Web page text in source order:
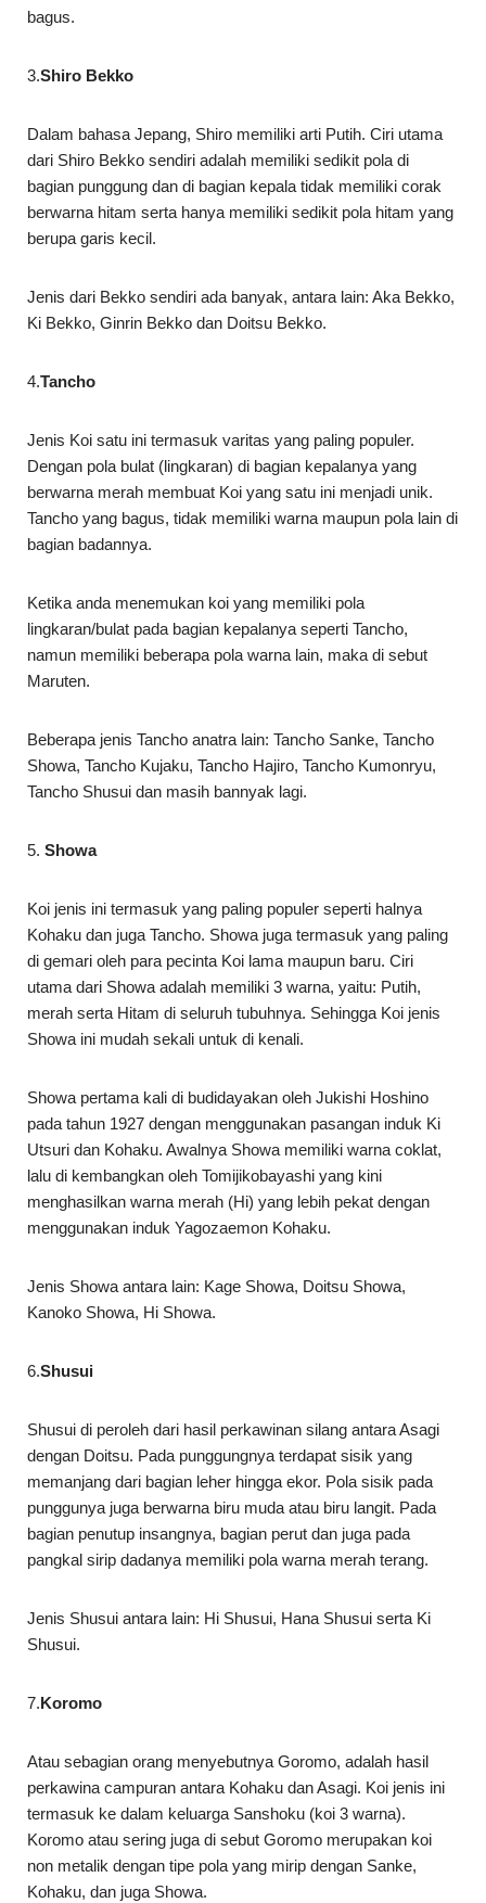
bagus.
3.Shiro Bekko
Dalam bahasa Jepang, Shiro memiliki arti Putih. Ciri utama
dari Shiro Bekko sendiri adalah memiliki sedikit pola di
bagian punggung dan di bagian kepala tidak memiliki corak
berwarna hitam serta hanya memiliki sedikit pola hitam yang
berupa garis kecil.
Jenis dari Bekko sendiri ada banyak, antara lain: Aka Bekko,
Ki Bekko, Ginrin Bekko dan Doitsu Bekko.
4.Tancho
Jenis Koi satu ini termasuk varitas yang paling populer.
Dengan pola bulat (lingkaran) di bagian kepalanya yang
berwarna merah membuat Koi yang satu ini menjadi unik.
Tancho yang bagus, tidak memiliki warna maupun pola lain di
bagian badannya.
Ketika anda menemukan koi yang memiliki pola
lingkaran/bulat pada bagian kepalanya seperti Tancho,
namun memiliki beberapa pola warna lain, maka di sebut
Maruten.
Beberapa jenis Tancho anatra lain: Tancho Sanke, Tancho
Showa, Tancho Kujaku, Tancho Hajiro, Tancho Kumonryu,
Tancho Shusui dan masih bannyak lagi.
5. Showa
Koi jenis ini termasuk yang paling populer seperti halnya
Kohaku dan juga Tancho. Showa juga termasuk yang paling
di gemari oleh para pecinta Koi lama maupun baru. Ciri
utama dari Showa adalah memiliki 3 warna, yaitu: Putih,
merah serta Hitam di seluruh tubuhnya. Sehingga Koi jenis
Showa ini mudah sekali untuk di kenali.
Showa pertama kali di budidayakan oleh Jukishi Hoshino
pada tahun 1927 dengan menggunakan pasangan induk Ki
Utsuri dan Kohaku. Awalnya Showa memiliki warna coklat,
lalu di kembangkan oleh Tomijikobayashi yang kini
menghasilkan warna merah (Hi) yang lebih pekat dengan
menggunakan induk Yagozaemon Kohaku.
Jenis Showa antara lain: Kage Showa, Doitsu Showa,
Kanoko Showa, Hi Showa.
6.Shusui
Shusui di peroleh dari hasil perkawinan silang antara Asagi
dengan Doitsu. Pada punggungnya terdapat sisik yang
memanjang dari bagian leher hingga ekor. Pola sisik pada
punggunya juga berwarna biru muda atau biru langit. Pada
bagian penutup insangnya, bagian perut dan juga pada
pangkal sirip dadanya memiliki pola warna merah terang.
Jenis Shusui antara lain: Hi Shusui, Hana Shusui serta Ki
Shusui.
7.Koromo
Atau sebagian orang menyebutnya Goromo, adalah hasil
perkawina campuran antara Kohaku dan Asagi. Koi jenis ini
termasuk ke dalam keluarga Sanshoku (koi 3 warna).
Koromo atau sering juga di sebut Goromo merupakan koi
non metalik dengan tipe pola yang mirip dengan Sanke,
Kohaku, dan juga Showa.